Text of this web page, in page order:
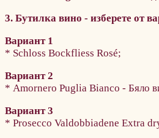
3. Бутилка вино - изберете от
Вариант 1
* Schloss Bockfliess Rosé;
Вариант 2
* Amornero Puglia Bianco - Бяло
Вариант 3
* Prosecco Valdobbiadene Extra